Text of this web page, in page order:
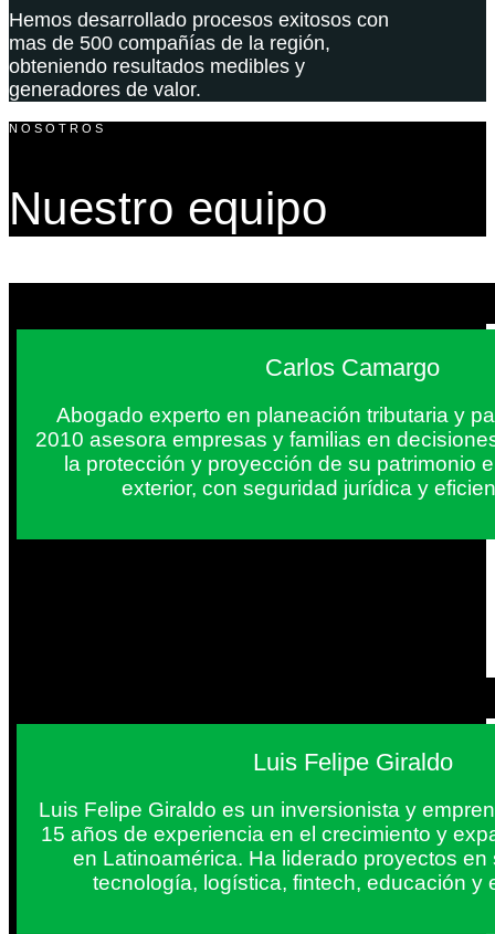
Hemos desarrollado procesos exitosos con
mas de 500 compañías de la región,
obteniendo resultados medibles y
generadores de valor.
NOSOTROS
Nuestro equipo
Carlos Camargo
Abogado experto en planeación tributaria y
2010 asesora empresas y familias en
la protección y proyección de su patrimonio
exterior, con seguridad jurídica y
Luis Felipe Giraldo
Luis Felipe Giraldo es un inversionista y
15 años de experiencia en el crecimiento y
en Latinoamérica. Ha liderado proyectos en
tecnología, logística, fintech, educación y